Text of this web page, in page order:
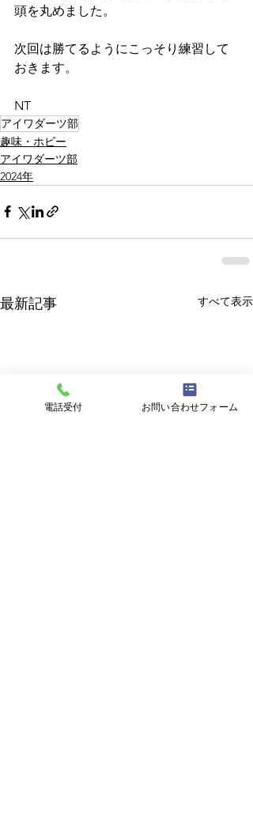
頭を丸めました。
次回は勝てるようにこっそり練習して
おきます。
NT
アイワダーツ部
趣味・ホビー
アイワダーツ部
2024年
最新記事 すべて表示
電話受付 お問い合わせフォーム